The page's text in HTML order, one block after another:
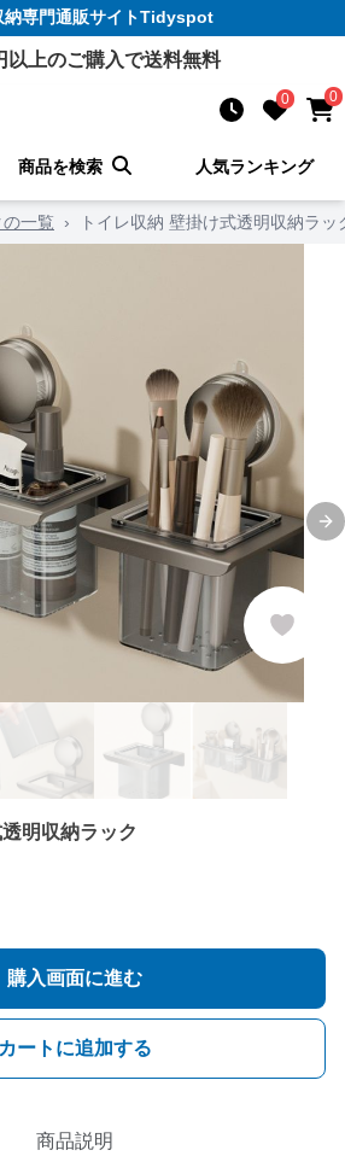
納専門通販サイトTidyspot
以上のご購入で送料無料
0 0
商品を検索 人気ランキング
一覧 › トイレ収納 壁掛け式透明収納ラッ
明収納ラック
購入画面に進む
カートに追加する
商品説明